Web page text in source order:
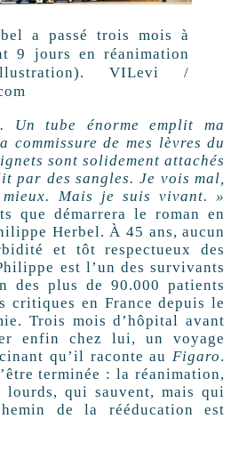
a passé trois mois à
9 jours en réanimation
VILevi /
Un tube énorme emplit ma
commissure de mes lèvres du
sont solidement attachés
par des sangles. Je vois mal,
mieux. Mais je suis vivant. »
que démarrera le roman en
Herbel. À 45 ans, aucun
et tôt respectueux des
est l’un des survivants
des plus de 90.000 patients
critiques en France depuis le
Trois mois d’hôpital avant
enfin chez lui, un voyage
qu’il raconte au Figaro.
terminée : la réanimation,
lourds, qui sauvent, mais qui
de la rééducation est